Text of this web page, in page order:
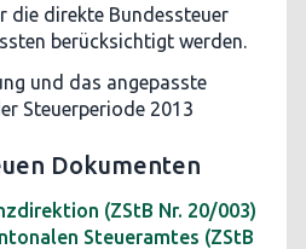
die direkte Bundessteuer
berücksichtigt werden.
und das angepasste
Steuerperiode 2013
Dokumenten
(ZStB Nr. 20/003)
Steueramtes (ZStB